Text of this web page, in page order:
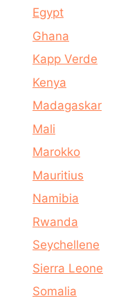
Egypt
Ghana
Kapp Verde
Kenya
Madagaskar
Mali
Marokko
Mauritius
Namibia
Rwanda
Seychellene
Sierra Leone
Somalia